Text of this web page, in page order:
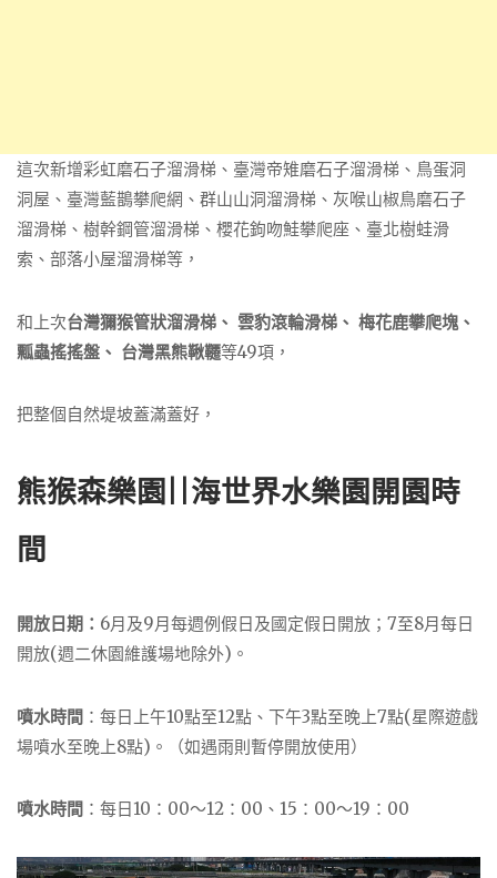
這次新增彩虹磨石子溜滑梯、臺灣帝雉磨石子溜滑梯、鳥蛋洞
洞屋、臺灣藍鵲攀爬網、群山山洞溜滑梯、灰喉山椒鳥磨石子
溜滑梯、樹幹鋼管溜滑梯、櫻花鉤吻鮭攀爬座、臺北樹蛙滑
索、部落小屋溜滑梯等，
和上次台灣獮猴管狀溜滑梯、 雲豹滾輪滑梯、 梅花鹿攀爬塊、
瓢蟲搖搖盤、 台灣黑熊鞦韆等49項，
把整個自然堤坡蓋滿蓋好，
熊猴森樂園||海世界水樂園開園時
間
開放日期： 6月及9月每週例假日及國定假日開放；7至8月每日
開放(週二休園維護場地除外)。
噴水時間 ：每日上午10點至12點、下午3點至晚上7點(星際遊戲
場噴水至晚上8點)。（如遇雨則暫停開放使用）
噴水時間 ：每日10：00～12：00、15：00～19：00